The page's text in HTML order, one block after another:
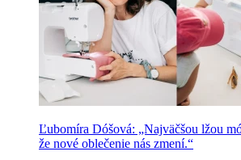
Ľubomíra Dóšová: „Najväčšou lžou
že nové oblečenie nás zmení.“